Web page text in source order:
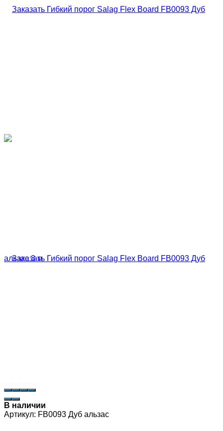
В наличии
Артикул: FB0093 Дуб альзас